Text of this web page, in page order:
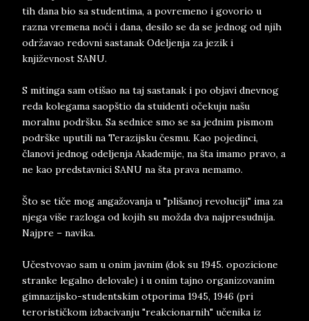
tih dana bio sa studentima, a povremeno i govorio u
razna vremena noći i dana, desilo se da se jednog od njih
održavao redovni sastanak Odeljenja za jezik i
književnost SANU.
S mitinga sam otišao na taj sastanak i po objavi dnevnog
reda kolegama saopštio da stuidenti očekuju našu
moralnu podršku. Sa sednice smo se sa jednim pismom
podrške uputili na Terazijsku česmu. Kao pojedinci,
članovi jednog odeljenja Akademije, na šta imamo pravo, a
ne kao predstavnici SANU na šta prava nemamo.
Što se tiče mog angažovanja u "plišanoj revoluciji" ima za
njega više razloga od kojih su možda dva najpresudnija.
Najpre – navika.
Učestvovao sam u onim javnim (dok su 1945. opozicione
stranke legalno delovale) i u onim tajno organizovanim
gimnazijsko-studentskim otporima 1945, 1946 (pri
terorističkom izbacivanju "reakcionarnih" učenika iz